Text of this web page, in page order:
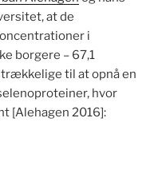
at de
i
borgere – 67,1
til at opnå en
hvor
[Alehagen 2016]: